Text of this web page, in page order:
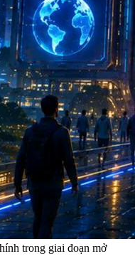
trong giai đoạn mở